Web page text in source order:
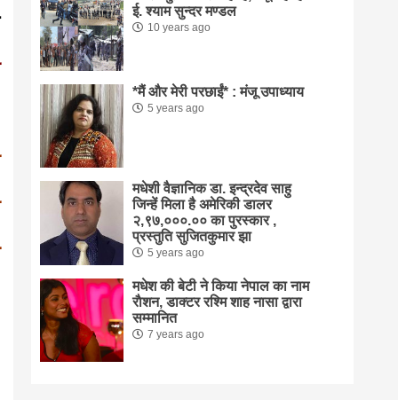
ई. श्याम सुन्दर मण्डल
10 years ago
*मैं और मेरी परछाईं* : मंजू उपाध्याय
5 years ago
मधेशी वैज्ञानिक डा. इन्द्रदेव साहु
जिन्हें मिला है अमेरिकी डालर
२,९७,०००.०० का पुरस्कार ,
प्रस्तुति सुजितकुमार झा
5 years ago
मधेश की बेटी ने किया नेपाल का नाम
राैशन, डाक्टर रश्मि शाह नासा द्वारा
सम्मानित
7 years ago